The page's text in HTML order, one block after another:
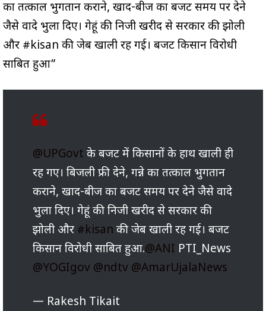
का तत्काल भुगतान कराने, खाद-बीज का बजट समय पर देने
जैसे वादे भुला दिए। गेहूं की निजी खरीद से सरकार की झोली
और #kisan की जेब खाली रह गई। बजट किसान विरोधी
साबित हुआ”
@UPGovt के बजट में किसानों के हाथ खाली ही
रह गए। बिजली फ्री देने, गन्ने का तत्काल भुगतान
कराने, खाद-बीज का बजट समय पर देने जैसे वादे
भुला दिए। गेहूं की निजी खरीद से सरकार की
झोली और #kisan की जेब खाली रह गई। बजट
किसान विरोधी साबित हुआ.@ANI PTI_News
@YOGIgov @ndtv @AmarUjalaNews
— Rakesh Tikait